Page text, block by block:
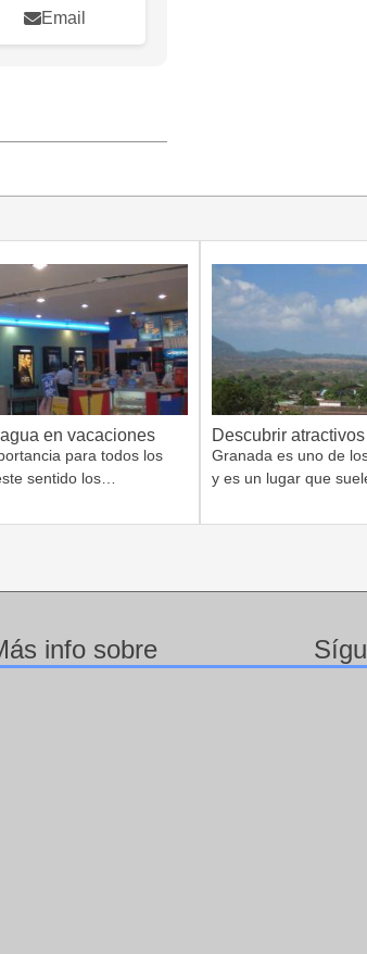
Email
en vacaciones
para todos los
sentido los…
Descubrir
Granada es uno de
y es un lugar que
info sobre